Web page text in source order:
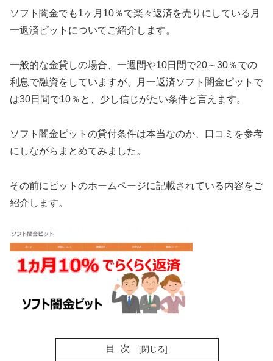
ソフト闇金でも1ヶ月10％で楽々返済を売りにしている月
一返済ピットについてご紹介します。
一般的な金貸しの場合、一週間や10日間で20～30％での
利息で融資をしていますが、月一返済ソフト闇金ピットで
は30日間で10％と、少し信じがたい条件と言えます。
ソフト闇金ピットの貸付条件は本当なのか、口コミを参考
にしながらまとめてみました。
その前にピットのホームページに記載されている内容をご
紹介します。
目次